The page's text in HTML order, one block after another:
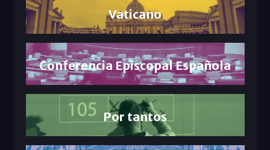
Vaticano
Conferencia Episcopal Española
Por tantos